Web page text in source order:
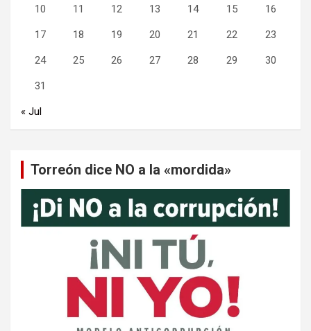
10 11 12 13 14 15 16
17 18 19 20 21 22 23
24 25 26 27 28 29 30
31
« Jul
Torreón dice NO a la «mordida»